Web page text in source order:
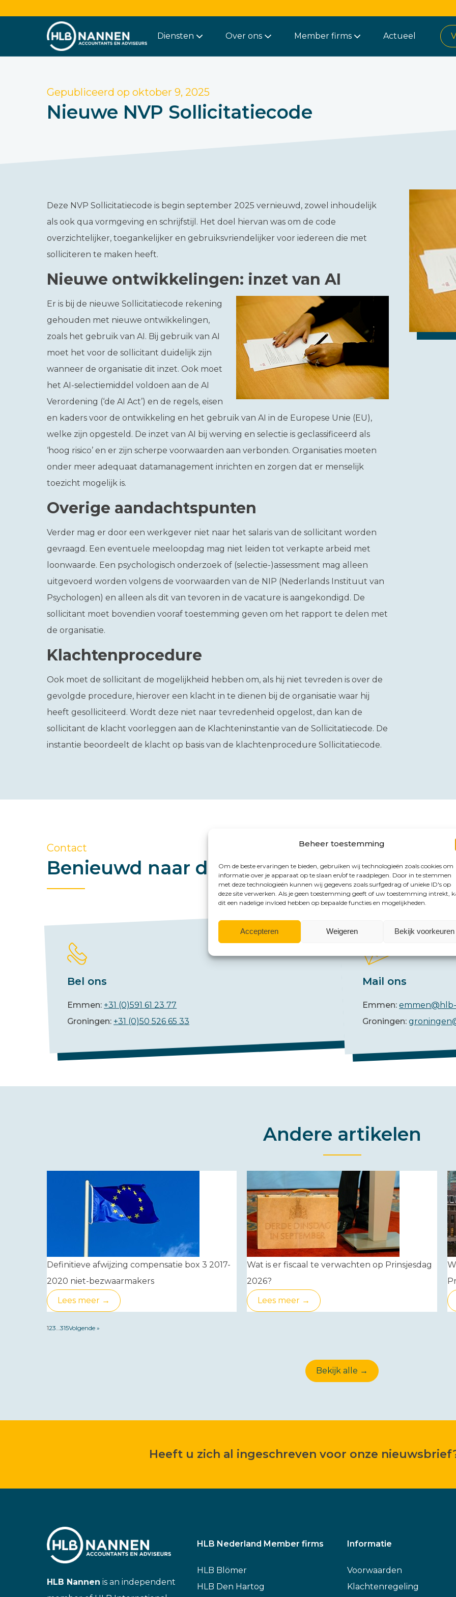
Beheer toestemming
Om de beste ervaringen te bieden, gebruiken wij technologieën zoals cookies om
informatie over je apparaat op te slaan en/of te raadplegen. Door in te stemmen
met deze technologieën kunnen wij gegevens zoals surfgedrag of unieke ID's op
deze site verwerken. Als je geen toestemming geeft of uw toestemming intrekt,
dit een nadelige invloed hebben op bepaalde functies en mogelijkheden.
Accepteren Weigeren Bekijk voorkeuren
Diensten Over ons Member firms Actueel
Gepubliceerd op oktober 9, 2025
Nieuwe NVP Sollicitatiecode
Deze NVP Sollicitatiecode is begin september 2025 vernieuwd, zowel inhoudelijk
als ook qua vormgeving en schrijfstijl. Het doel hiervan was om de code
overzichtelijker, toegankelijker en gebruiksvriendelijker voor iedereen die met
solliciteren te maken heeft.
Nieuwe ontwikkelingen: inzet van AI
Er is bij de nieuwe Sollicitatiecode rekening
gehouden met nieuwe ontwikkelingen,
zoals het gebruik van AI. Bij gebruik van AI
moet het voor de sollicitant duidelijk zijn
wanneer de organisatie dit inzet. Ook moet
het AI-selectiemiddel voldoen aan de AI
Verordening (‘de AI Act’) en de regels, eisen
en kaders voor de ontwikkeling en het gebruik van AI in de Europese Unie (EU),
welke zijn opgesteld. De inzet van AI bij werving en selectie is geclassificeerd als
‘hoog risico’ en er zijn scherpe voorwaarden aan verbonden. Organisaties moeten
onder meer adequaat datamanagement inrichten en zorgen dat er menselijk
toezicht mogelijk is.
Overige aandachtspunten
Verder mag er door een werkgever niet naar het salaris van de sollicitant worden
gevraagd. Een eventuele meeloopdag mag niet leiden tot verkapte arbeid met
loonwaarde. Een psychologisch onderzoek of (selectie-)assessment mag alleen
uitgevoerd worden volgens de voorwaarden van de NIP (Nederlands Instituut van
Psychologen) en alleen als dit van tevoren in de vacature is aangekondigd. De
sollicitant moet bovendien vooraf toestemming geven om het rapport te delen met
de organisatie.
Klachtenprocedure
Ook moet de sollicitant de mogelijkheid hebben om, als hij niet tevreden is over de
gevolgde procedure, hierover een klacht in te dienen bij de organisatie waar hij
heeft gesolliciteerd. Wordt deze niet naar tevredenheid opgelost, dan kan de
sollicitant de klacht voorleggen aan de Klachteninstantie van de Sollicitatiecode. De
instantie beoordeelt de klacht op basis van de klachtenprocedure Sollicitatiecode.
Contact
Benieuwd naar de mogelijkheden?
Bel ons
Emmen:+31 (0)591 61 23 77
Groningen:+31 (0)50 526 65 33
Mail ons
Emmen:
Groningen:
Andere artikelen
Definitieve afwijzing compensatie box 3 2017-
2020 niet-bezwaarmakers
Lees meer →
Wat is er fiscaal te verwachten op Prinsjesdag
2026?
Lees meer →
123 315Volgende »
Bekijk alle →
Heeft u zich al ingeschreven voor onze
HLB Nannen is an independent
HLB Nederland Member firms
HLB Blömer
HLB Den Hartog
Informatie
Voorwaarden
Klachtenregeling